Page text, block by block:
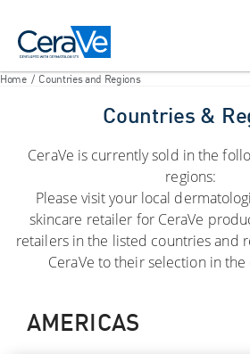
Suche
Home / Countries and Regions
Countries &
CeraVe is currently sold in the
regions:
Please visit your local
skincare retailer for CeraVe
retailers in the listed countries and
CeraVe to their selection in
AMERICAS